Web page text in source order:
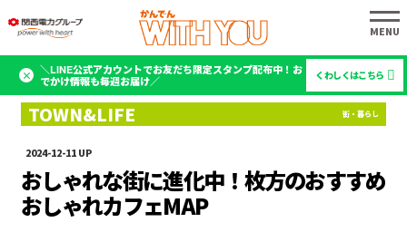
＼LINE公式アカウントでお友だち限定スタンプ配布中！お
でかけ情報も毎週お届け／
くわしくはこちら
2024-12-11
おしゃれな街に進化中！枚方のおすすめ
おしゃれカフェMAP